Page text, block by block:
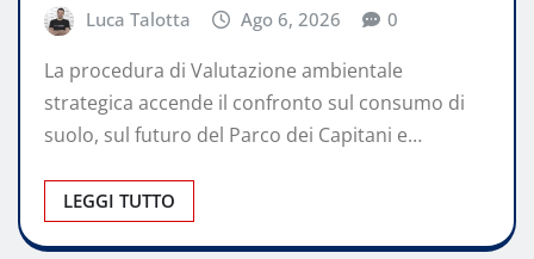
Luca Talotta Ago 6, 2026 0
La procedura di Valutazione ambientale
strategica accende il confronto sul consumo di
suolo, sul futuro del Parco dei Capitani e…
LEGGI TUTTO